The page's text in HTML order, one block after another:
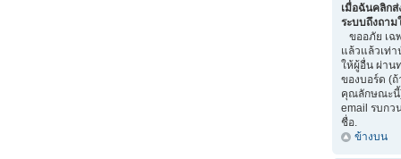
เมื่อฉันคลิก
ระบบถึงถาม
ขออภัย เฉ
แล้วแล้วเท่
ให้ผู้อื่น ผ่าน
ของบอร์ด (
คุณลักษณะนี้)
email รบกว
ชื่อ.
ข้างบน